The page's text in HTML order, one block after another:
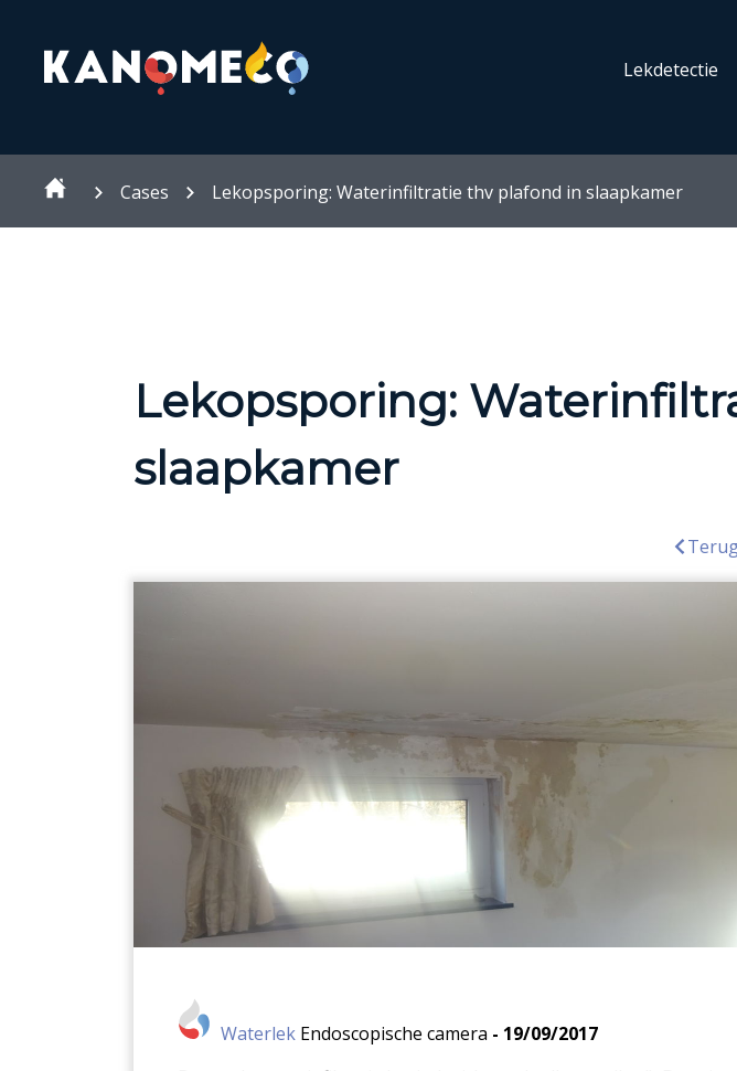
Lekdetectie
Cases Lekopsporing: Waterinfiltratie thv plafond in slaapkamer
Lekopsporing:
slaapkamer
Waterlek Endoscopische camera - 19/09/2017